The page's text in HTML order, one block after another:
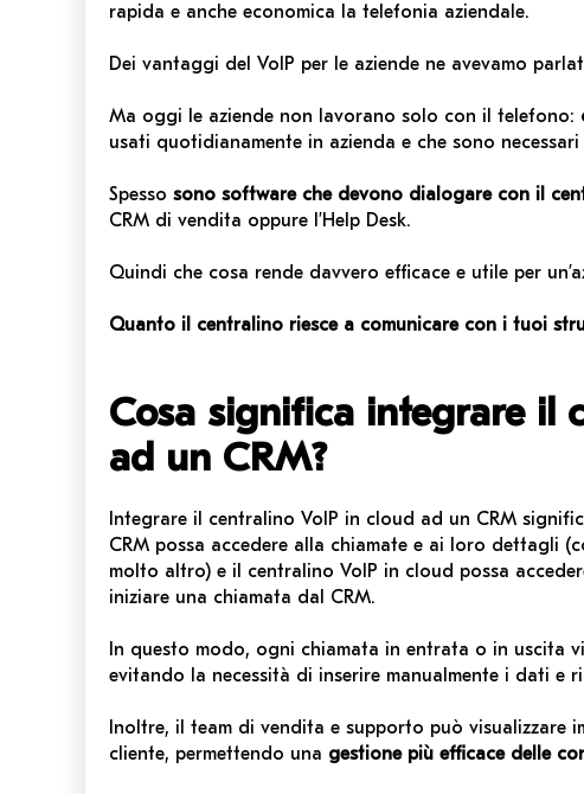
rapida e anche economica la telefonia aziendale.
Dei vantaggi del VoIP per le aziende ne avevamo
Ma oggi le aziende non lavorano solo con il telefono:
usati quotidianamente in azienda e che sono
Spesso sono software che devono dialogare con il
CRM di vendita oppure l’Help Desk.
Quindi che cosa rende davvero efficace e utile per
Quanto il centralino riesce a comunicare con i tuoi
Cosa significa integrare il
ad un CRM?
Integrare il centralino VoIP in cloud ad un CRM
CRM possa accedere alla chiamate e ai loro dettagli
molto altro) e il centralino VoIP in cloud possa
iniziare una chiamata dal CRM.
In questo modo, ogni chiamata in entrata o in uscita
evitando la necessità di inserire manualmente i dati e
Inoltre, il team di vendita e supporto può visualizzare
cliente, permettendo una gestione più efficace delle